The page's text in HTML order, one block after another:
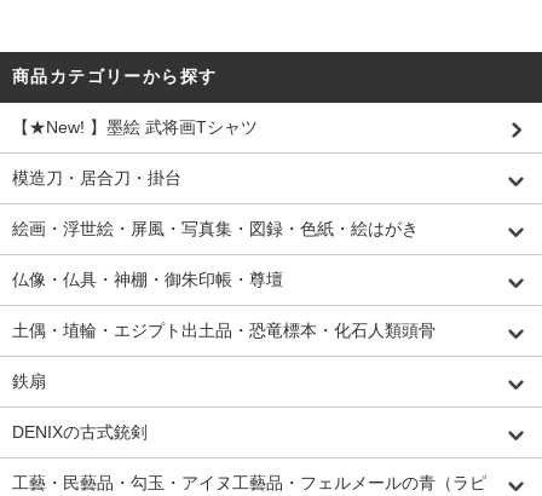
商品カテゴリーから探す
【★New! 】墨絵 武将画Tシャツ
模造刀・居合刀・掛台
絵画・浮世絵・屏風・写真集・図録・色紙・絵はがき
仏像・仏具・神棚・御朱印帳・尊壇
土偶・埴輪・エジプト出土品・恐竜標本・化石人類頭骨
鉄扇
DENIXの古式銃剣
工藝・民藝品・勾玉・アイヌ工藝品・フェルメールの青（ラピ